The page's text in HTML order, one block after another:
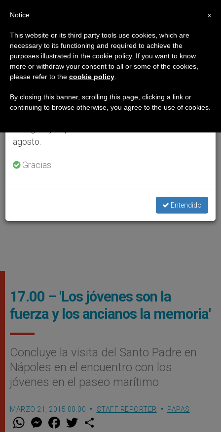
17.00 – 'Los jóvenes son la
fuerza y los ancianos la memoria'
Concluye la visita del Santo Padre en
Nápoles en el encuentro con los
jóvenes en el paseo marí­timo
MARZO 21, 2015 00:00 STAFF REPORTER PAPAS
W M
e
F
a w
×
Aviso importante
Del 27 de julio al 7 de agosto haremos la pausa
anual, aprovechando que en el periodo de verano
se generan menos informaciones y también el
agosto.
Gracias.
Entendido
x
Notice
This website or its third party tools use cookies, which are
necessary to its functioning and required to achieve the
purposes illustrated in the cookie policy. If you want to know
more or withdraw your consent to all or some of the cookies,
please refer to the cookie policy
By closing this banner, scrolling this page, clicking a link or
continuing to browse otherwise, you agree to the use of cookies.